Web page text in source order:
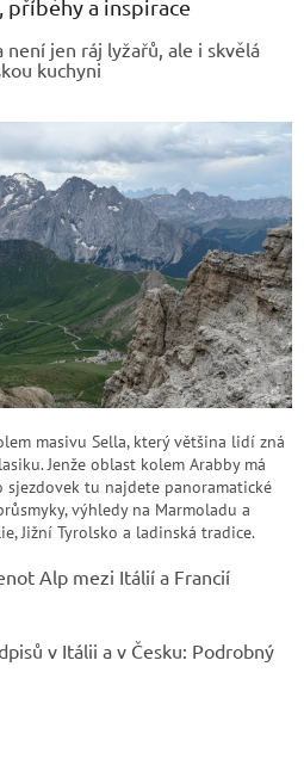
příběhy a inspirace
není jen ráj lyžařů, ale i skvělá
kuchyni
masivu Sella, který většina lidí zná
Jenže oblast kolem Arabby má
tu najdete panoramatické
výhledy na Marmoladu a
Jižní Tyrolsko a ladinská tradice.
Alp mezi Itálií a Francií
v Itálii a v Česku: Podrobný